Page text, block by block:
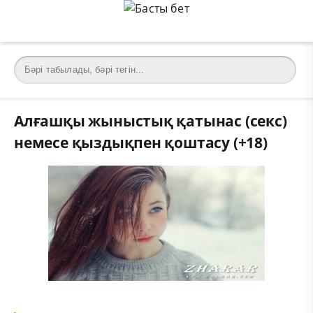
Алғашқы жыныстық қатынас (секс)
немесе қыздықпен қоштасу (+18)